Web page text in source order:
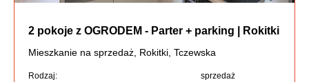
2 pokoje z OGRODEM - Parter + parking | Rokitki
Mieszkanie na sprzedaż, Rokitki, Tczewska
Rodzaj:
sprzedaż